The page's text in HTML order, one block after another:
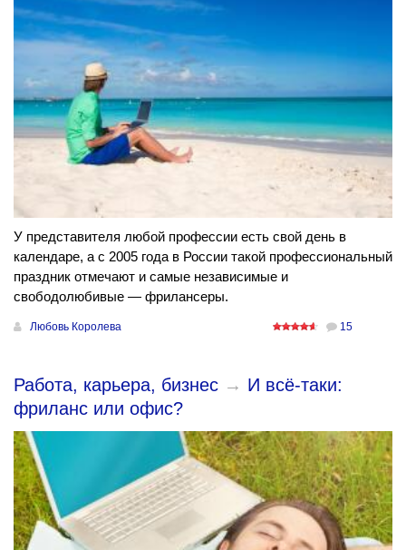
У представителя любой профессии есть свой день в
календаре, а с 2005 года в России такой профессиональный
праздник отмечают и самые независимые и
свободолюбивые — фрилансеры.
Любовь Королева 15
Работа, карьера, бизнес → И всё-таки:
фриланс или офис?